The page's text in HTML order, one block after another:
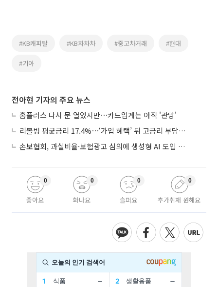
#KB캐피탈 #KB차차차 #중고차거래 #현대
#기아
전아현 기자의 주요 뉴스
홈플러스 다시 문 열었지만⋯카드업계는 아직 '관망'
리볼빙 평균금리 17.4%⋯‘가입 혜택’ 뒤 고금리 부담 주의
손보협회, 과실비율·보험광고 심의에 생성형 AI 도입 추진
좋아요
0
화나요
0
슬퍼요
0
추가취재 원해요
0